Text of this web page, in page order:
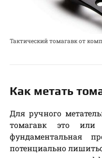
Тактический томагавк от
Как метать
Для ручного
томагавк это или
фундаментальная
потенциально